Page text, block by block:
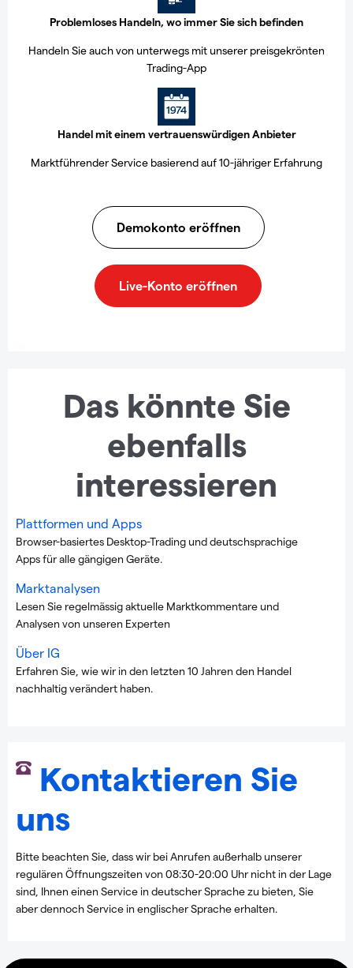
Problemloses Handeln, wo immer Sie sich befinden
Handeln Sie auch von unterwegs mit unserer preisgekrönten
Trading-App
Handel mit einem vertrauenswürdigen Anbieter
Marktführender Service basierend auf 10-jähriger Erfahrung
Demokonto eröffnen
Live-Konto eröffnen
Das könnte Sie
ebenfalls
interessieren
Plattformen und Apps
Browser-basiertes Desktop-Trading und deutschsprachige
Apps für alle gängigen Geräte.
Marktanalysen
Lesen Sie regelmässig aktuelle Marktkommentare und
Analysen von unseren Experten
Über IG
Erfahren Sie, wie wir in den letzten 10 Jahren den Handel
nachhaltig verändert haben.
Kontaktieren Sie
uns
Bitte beachten Sie, dass wir bei Anrufen außerhalb unserer
regulären Öffnungszeiten von 08:30-20:00 Uhr nicht in der Lage
sind, Ihnen einen Service in deutscher Sprache zu bieten, Sie
aber dennoch Service in englischer Sprache erhalten.